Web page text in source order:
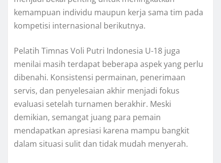
kemampuan individu maupun kerja sama tim pada
kompetisi internasional berikutnya.
Pelatih Timnas Voli Putri Indonesia U-18 juga
menilai masih terdapat beberapa aspek yang perlu
dibenahi. Konsistensi permainan, penerimaan
servis, dan penyelesaian akhir menjadi fokus
evaluasi setelah turnamen berakhir. Meski
demikian, semangat juang para pemain
mendapatkan apresiasi karena mampu bangkit
dalam situasi sulit dan tidak mudah menyerah.